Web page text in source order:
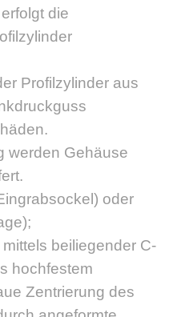
die
Profilzylinder aus
werden Gehäuse
oder
beiliegender C-
hochfestem
Zentrierung des